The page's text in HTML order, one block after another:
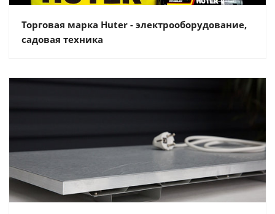
Торговая марка Huter - электрооборудование,
садовая техника